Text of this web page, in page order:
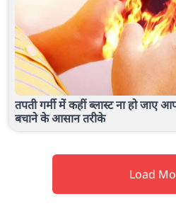
तपती गर्मी में कहीं ब्लास्ट ना हो जाए
बचाने के आसान तरीके
Load